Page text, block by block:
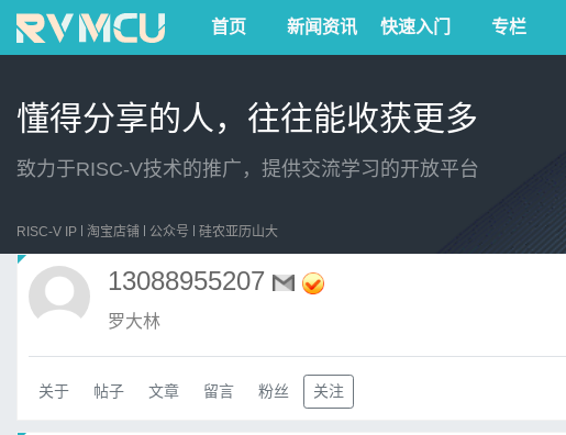
首页 新闻资讯 快速入门 专栏
懂得分享的人，往往能收获更多
致力于RISC-V技术的推广，提供交流学习的开放平台
RISC-V IP 淘宝店铺 公众号 硅农亚历山大
13088955207
罗大林
关于 帖子 文章 留言 粉丝 关注